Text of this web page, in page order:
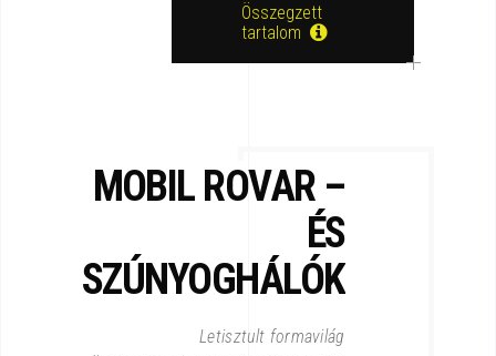
Összegzett
tartalom
MOBIL ROVAR –
ÉS
SZÚNYOGHÁLÓK
Letisztult formavilág